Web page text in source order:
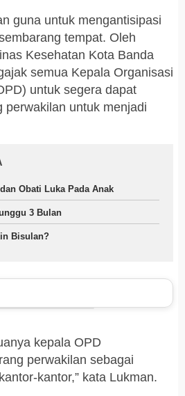
guna untuk mengantisipasi
tempat. Oleh
Kesehatan Kota Banda
semua Kepala Organisasi
untuk segera dapat
perwakilan untuk menjadi
Obati Luka Pada Anak
3 Bulan
Bisulan?
kepala OPD
perwakilan sebagai
kantor,” kata Lukman.